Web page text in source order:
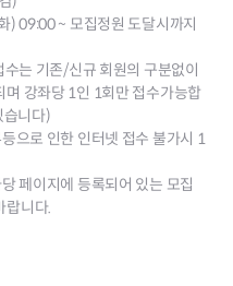
) 09:00 ~ 모집정원 도달시까지
는 기존/신규 회원의 구분없이
며 강좌당 1인 1회만 접수가능합
습니다)
으로 인한 인터넷 접수 불가시 1
페이지에 등록되어 있는 모집
랍니다.